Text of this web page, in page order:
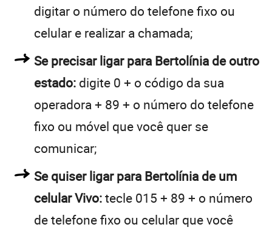
digitar o número do telefone fixo ou
celular e realizar a chamada;
Se precisar ligar para Bertolínia de outro
estado: digite 0 + o código da sua
operadora + 89 + o número do telefone
fixo ou móvel que você quer se
comunicar;
Se quiser ligar para Bertolínia de um
celular Vivo:tecle 015 + 89 + o número
de telefone fixo ou celular que você